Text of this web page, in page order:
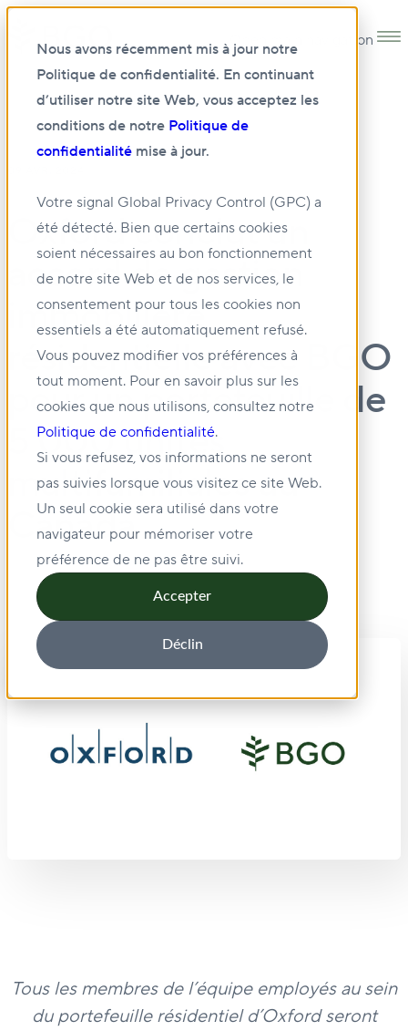
Nous avons récemment mis à jour notre
Politique de confidentialité. En continuant
d’utiliser notre site Web, vous acceptez les
conditions de notre Politique de
confidentialité mise à jour.
Votre signal Global Privacy Control (GPC) a
été détecté. Bien que certains cookies
soient nécessaires au bon fonctionnement
de notre site Web et de nos services, le
consentement pour tous les cookies non
essentiels a été automatiquement refusé.
Vous pouvez modifier vos préférences à
tout moment. Pour en savoir plus sur les
cookies que nous utilisons, consultez notre
Politique de confidentialité.
Si vous refusez, vos informations ne seront
pas suivies lorsque vous visitez ce site Web.
Un seul cookie sera utilisé dans votre
navigateur pour mémoriser votre
préférence de ne pas être suivi.
Accepter
Déclin
Open main navigation
Oxford conclut un
accord de gestion
immobilière
résidentielle avec BGO
pour un portefeuille de
5 000 unités
multifamiliales au
Canada
Tous les membres de l’équipe employés au sein
du portefeuille résidentiel d’Oxford seront